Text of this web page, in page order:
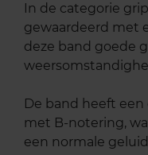
In de categorie
gewaardeerd met
deze band goede
De band heeft
met B-notering,
een normale